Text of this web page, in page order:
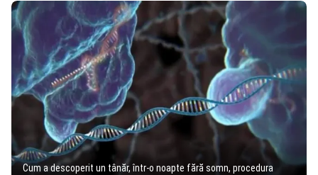
Cum a descoperit un tânăr, într-o noapte fără somn, procedura